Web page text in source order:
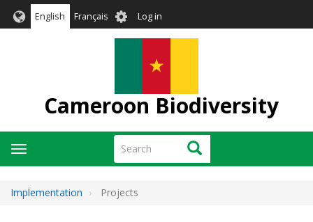
English Français User
account
Log in
Cameroon Biodiversity
Search Search
Toggle
navigation
Implementation Projects